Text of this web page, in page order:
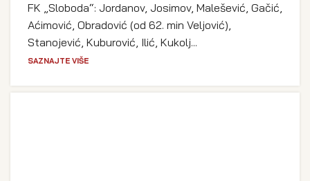
FK „Sloboda“: Jordanov, Josimov, Malešević, Gačić,
Aćimović, Obradović (od 62. min Veljović),
Stanojević, Kuburović, Ilić, Kukolj...
SAZNAJTE VIŠE